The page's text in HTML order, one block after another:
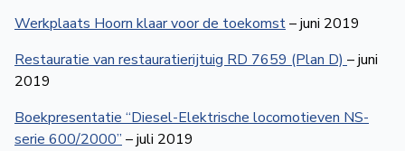
Werkplaats Hoorn klaar voor de toekomst– juni 2019
Restauratie van restauratierijtuig RD 7659 (Plan D)– juni
2019
Boekpresentatie “Diesel-Elektrische locomotieven NS-
serie 600/2000”– juli 2019